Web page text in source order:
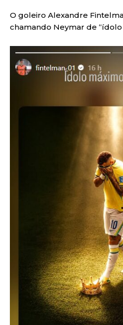
O goleiro Alexandre
chamando Neymar de “ídolo